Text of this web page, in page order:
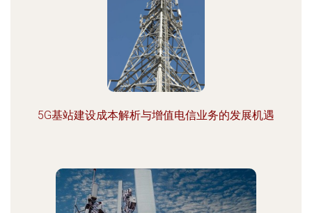
5G基站建设成本解析与增值电信业务的发展机遇